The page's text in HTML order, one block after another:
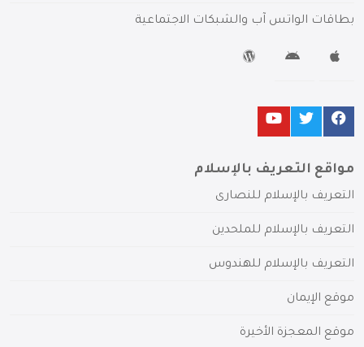
بطاقات الواتس آب والشبكات الاجتماعية
مواقع التعريف بالإسلام
التعريف بالإسلام للنصارى
التعريف بالإسلام للملحدين
التعريف بالإسلام للهندوس
موقع الإيمان
موقع المعجزة الأخيرة